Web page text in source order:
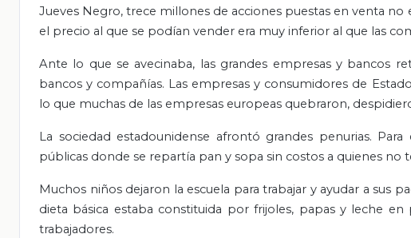
Jueves Negro, trece millones de acciones puestas en venta
el precio al que se podían vender era muy inferior al que las
Ante lo que se avecinaba, las grandes empresas y bancos
bancos y compañías. Las empresas y consumidores de
lo que muchas de las empresas europeas quebraron,
La sociedad estadounidense afrontó grandes penurias.
públicas donde se repartía pan y sopa sin costos a quienes no
Muchos niños dejaron la escuela para trabajar y ayudar a sus
dieta básica estaba constituida por frijoles, papas y leche
trabajadores.